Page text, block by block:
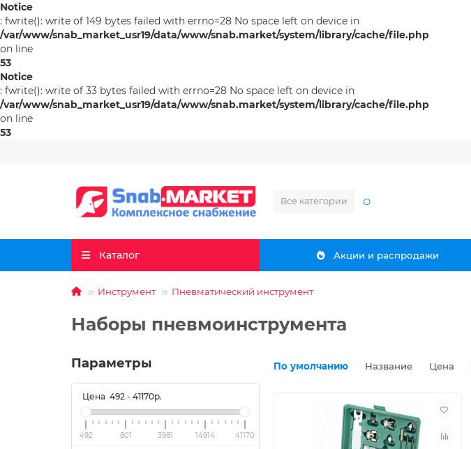
Notice
: fwrite(): write of 149 bytes failed with errno=28 No space left on device in
/var/www/snab_market_usr19/data/www/snab.market/system/library/cache/file.php
on line
53
Notice
: fwrite(): write of 33 bytes failed with errno=28 No space left on device in
/var/www/snab_market_usr19/data/www/snab.market/system/library/cache/file.php
on line
53
Все категории
Каталог Акции и распродажи
Инструмент Пневматический инструмент
Наборы пневмоинструмента
Параметры
Цена 492 - 41170р.
492 801 3981 14914 41170
По умолчанию Название Цена